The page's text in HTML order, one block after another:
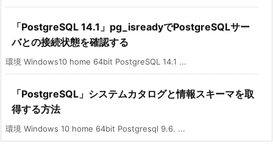
「PostgreSQL 14.1」pg_isreadyでPostgreSQLサー
バとの接続状態を確認する
環境 Windows10 home 64bit PostgreSQL 14.1 ...
「PostgreSQL」システムカタログと情報スキーマを取
得する方法
環境 Windows 10 home 64bit Postgresql 9.6. ...